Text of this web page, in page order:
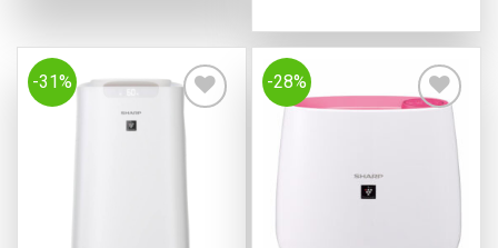
-31%
Add to
-28%
Add to
Wishlist